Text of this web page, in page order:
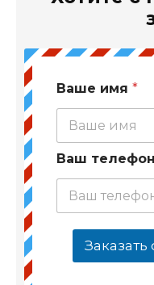
Ваше имя *
Ваш телефон